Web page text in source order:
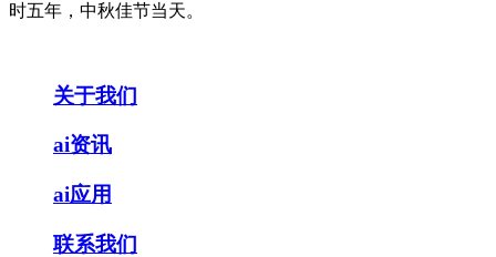
时五年，中秋佳节当天。
关于我们
ai资讯
ai应用
联系我们